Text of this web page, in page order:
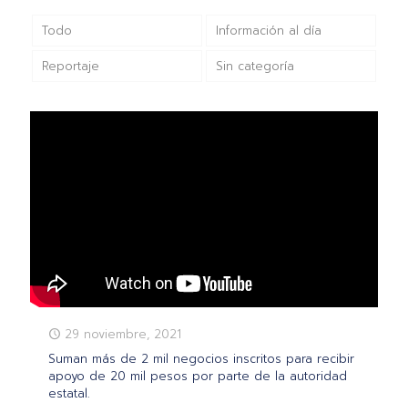
Todo Información al día
Reportaje Sin categoría
29 noviembre, 2021
Suman más de 2 mil negocios inscritos para recibir
apoyo de 20 mil pesos por parte de la autoridad
estatal.